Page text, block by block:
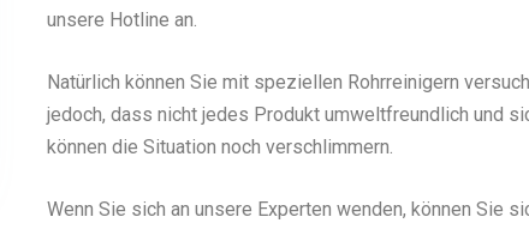
unsere Hotline an.
Natürlich können Sie mit speziellen Rohrreinigern
jedoch, dass nicht jedes Produkt umweltfreundlich und
können die Situation noch verschlimmern.
Wenn Sie sich an unsere Experten wenden, können Sie